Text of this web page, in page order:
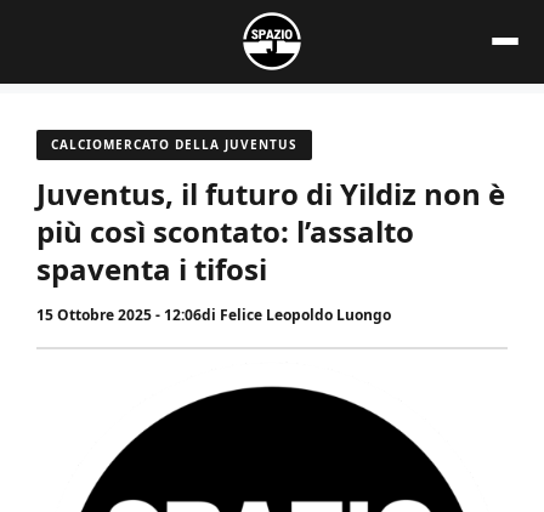
contenuto
CALCIOMERCATO DELLA JUVENTUS
Juventus, il futuro di Yildiz non è
più così scontato: l’assalto
spaventa i tifosi
15 Ottobre 2025 - 12:06di Felice Leopoldo Luongo